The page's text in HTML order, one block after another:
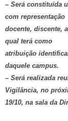
– Será constituída
com representação
docente, discente,
qual terá como
atribuição
daquele campus.
– Será realizada
Vigilância, no
19/10, na sala da